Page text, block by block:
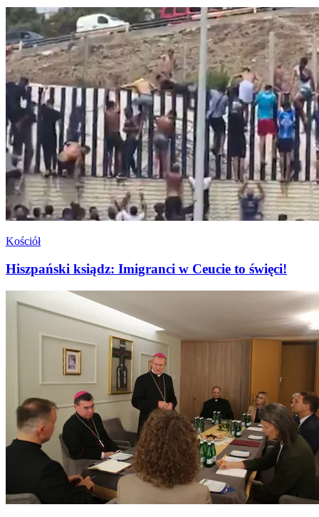
Kościół
Hiszpański ksiądz: Imigranci w Ceucie to święci!